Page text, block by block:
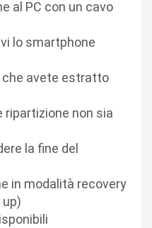
al PC con un cavo
lo smartphone
che avete estratto
ripartizione non sia
la fine del
in modalità recovery